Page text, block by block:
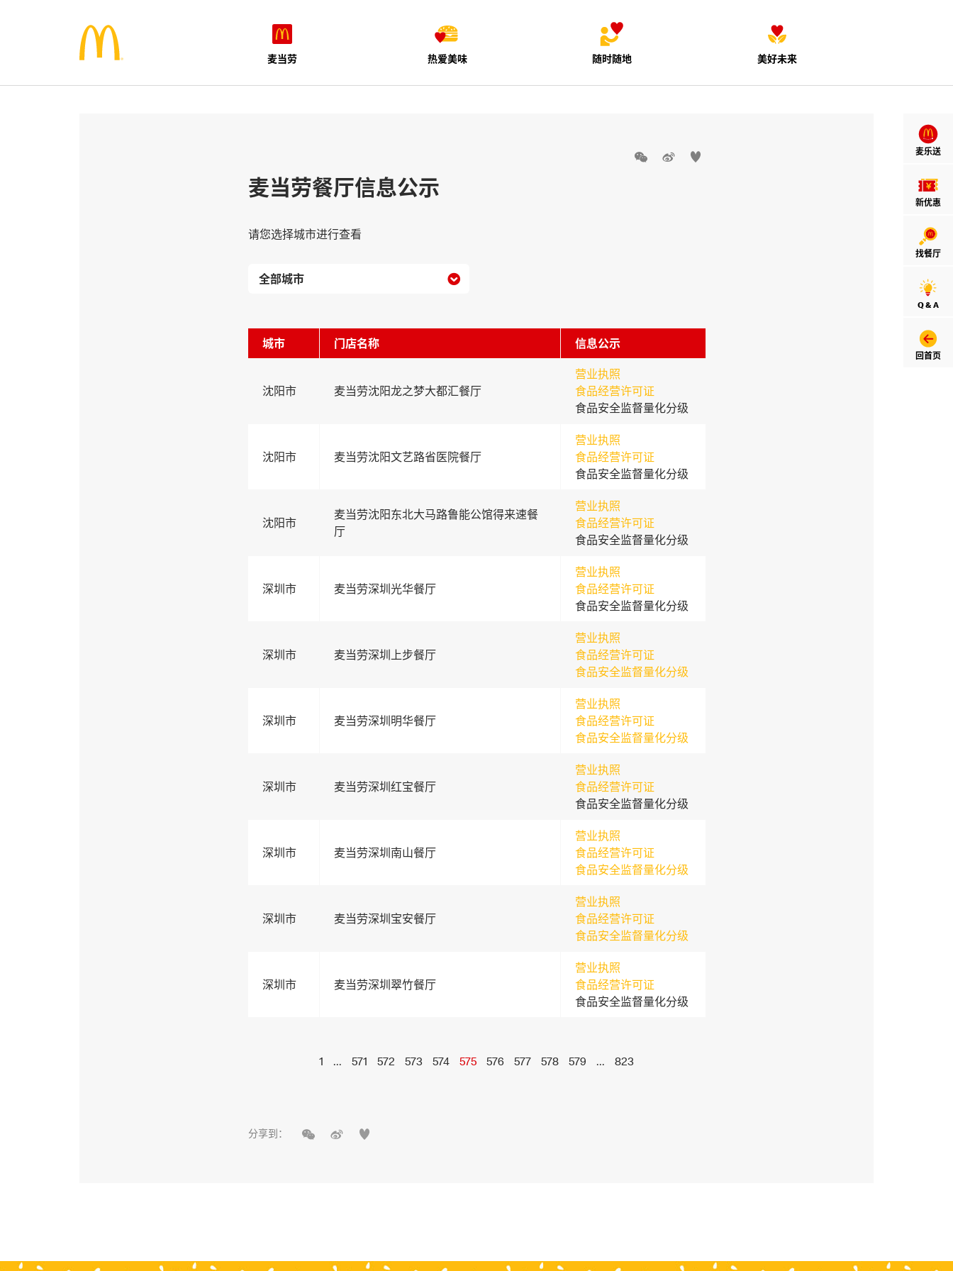
麦当劳 热爱美味 随时随地 美好未来
麦乐送
新优惠
找餐厅
Q & A
回首页
  
麦当劳餐厅信息公示
请您选择城市进行查看

城市 门店名称 信息公示
沈阳市 麦当劳沈阳龙之梦大都汇餐厅
营业执照
食品经营许可证
食品安全监督量化分级
沈阳市 麦当劳沈阳文艺路省医院餐厅
营业执照
食品经营许可证
食品安全监督量化分级
沈阳市
麦当劳沈阳东北大马路鲁能公馆得来速餐
厅
营业执照
食品经营许可证
食品安全监督量化分级
深圳市 麦当劳深圳光华餐厅
营业执照
食品经营许可证
食品安全监督量化分级
深圳市 麦当劳深圳上步餐厅
营业执照
食品经营许可证
食品安全监督量化分级
深圳市 麦当劳深圳明华餐厅
营业执照
食品经营许可证
食品安全监督量化分级
深圳市 麦当劳深圳红宝餐厅
营业执照
食品经营许可证
食品安全监督量化分级
深圳市 麦当劳深圳南山餐厅
营业执照
食品经营许可证
食品安全监督量化分级
深圳市 麦当劳深圳宝安餐厅
营业执照
食品经营许可证
食品安全监督量化分级
深圳市 麦当劳深圳翠竹餐厅
营业执照
食品经营许可证
食品安全监督量化分级
1 ... 571 572 573 574 575 576 577 578 579 ... 823
分享到：   